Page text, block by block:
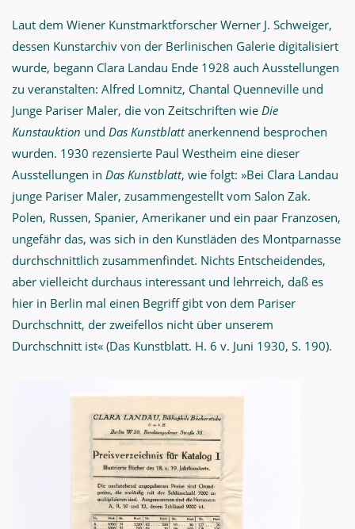
Laut dem Wiener Kunstmarktforscher Werner J. Schweiger,
dessen Kunstarchiv von der Berlinischen Galerie digitalisiert
wurde, begann Clara Landau Ende 1928 auch Ausstellungen
zu veranstalten: Alfred Lomnitz, Chantal Quenneville und
Junge Pariser Maler, die von Zeitschriften wie Die
Kunstauktion und Das Kunstblattanerkennend besprochen
wurden. 1930 rezensierte Paul Westheim eine dieser
Ausstellungen in Das Kunstblatt, wie folgt: »Bei Clara Landau
junge Pariser Maler, zusammengestellt vom Salon Zak.
Polen, Russen, Spanier, Amerikaner und ein paar Franzosen,
ungefähr das, was sich in den Kunstläden des Montparnasse
durchschnittlich zusammenfindet. Nichts Entscheidendes,
aber vielleicht durchaus interessant und lehrreich, daß es
hier in Berlin mal einen Begriff gibt von dem Pariser
Durchschnitt, der zweifellos nicht über unserem
Durchschnitt ist« (Das Kunstblatt. H. 6 v. Juni 1930, S. 190).